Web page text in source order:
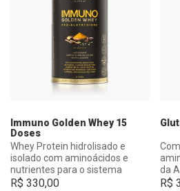
Immuno Golden Whey 15
Doses
Whey Protein hidrolisado e
isolado com aminoácidos e
nutrientes para o sistema
imune.
R$ 330,00
da
R$